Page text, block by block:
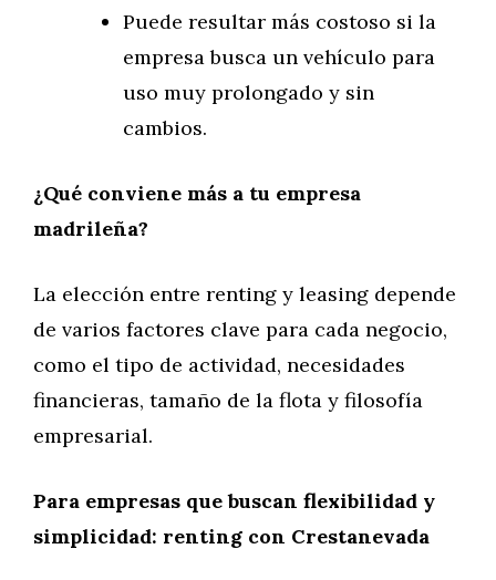
Puede resultar más costoso si la
empresa busca un vehículo para
uso muy prolongado y sin
cambios.
¿Qué conviene más a tu empresa
madrileña?
La elección entre renting y leasing depende
de varios factores clave para cada negocio,
como el tipo de actividad, necesidades
financieras, tamaño de la flota y filosofía
empresarial.
Para empresas que buscan flexibilidad y
simplicidad: renting con Crestanevada